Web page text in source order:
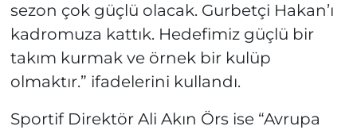
sezon çok güçlü olacak. Gurbetçi Hakan’ı
kadromuza kattık. Hedefimiz güçlü bir
takım kurmak ve örnek bir kulüp
olmaktır.” ifadelerini kullandı.
Sportif Direktör Ali Akın Örs ise “Avrupa